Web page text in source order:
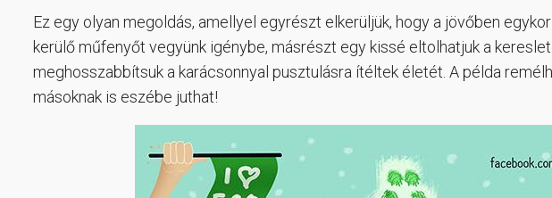
Ez egy olyan megoldás, amellyel egyrészt elkerüljük, hogy a jövőben
kerülő műfenyőt vegyünk igénybe, másrészt egy kissé eltolhatjuk a
meghosszabbítsuk a karácsonnyal pusztulásra ítéltek életét. A példa
másoknak is eszébe juthat!